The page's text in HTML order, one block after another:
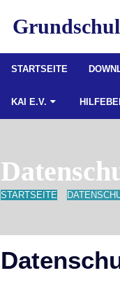
STARTSEITE
KAI E.V.
STARTSEITE